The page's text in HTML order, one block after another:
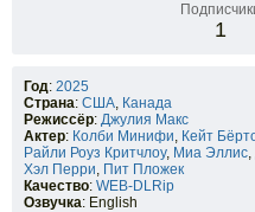
1
Год: 2025
Страна: США, Канада
Режиссёр: Джулия Макс
Актер: Колби Минифи, Кейт
Райли Роуз Критчлоу, Миа Эллис,
Хэл Перри, Пит Пложек
Качество: WEB-DLRip
Озвучка: English